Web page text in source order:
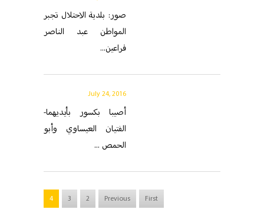
صور: بلدية الاحتلال تجبر
المواطن عبد الناصر
قراعين...
July 24, 2016
أصيبا بكسور بأيديهما-
الفتيان العيساوي وأبو
الحمص ...
First
Previous
2
3
4